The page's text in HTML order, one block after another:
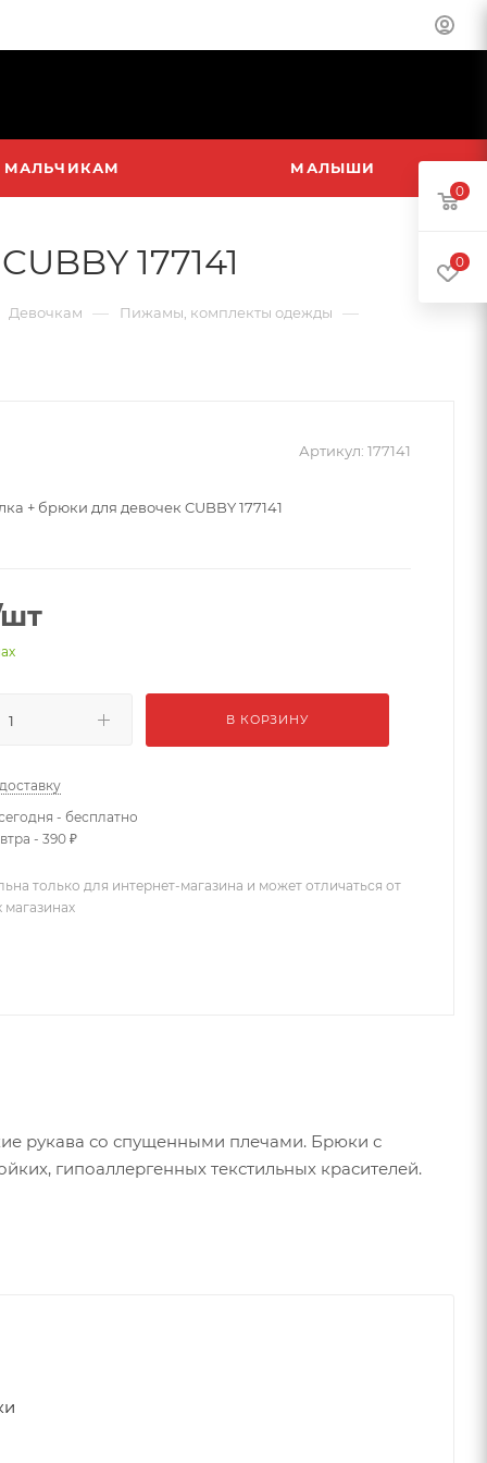
МАЛЬЧИКАМ МАЛЫШИ
177141
Девочкам — Пижамы, комплекты одежды —
Артикул: 177141
+ брюки для девочек CUBBY 177141
В КОРЗИНУ
- бесплатно
- 390 ₽
только для интернет-магазина и может отличаться от
магазинах
рукава со спущенными плечами. Брюки с
гипоаллергенных текстильных красителей.
0
0